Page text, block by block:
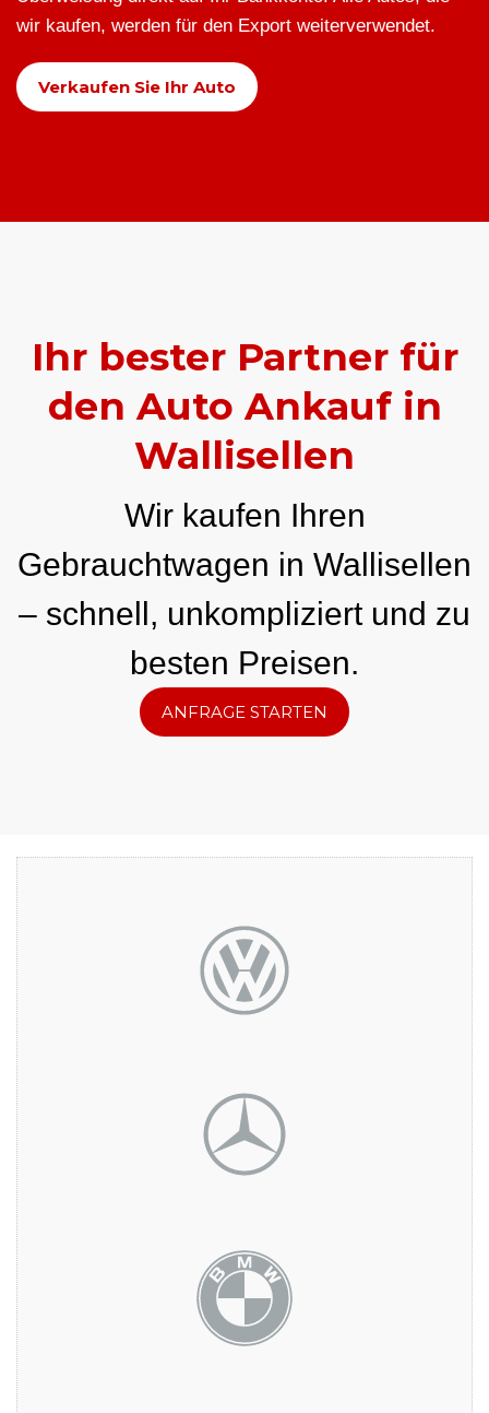
wir kaufen, werden für den Export weiterverwendet.
Verkaufen Sie Ihr Auto
Ihr bester Partner für
den Auto Ankauf in
Wallisellen
Wir kaufen Ihren
Gebrauchtwagen in Wallisellen
– schnell, unkompliziert und zu
besten Preisen.
ANFRAGE STARTEN